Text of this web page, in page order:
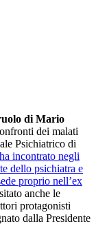
di Mario
dei malati
Psichiatrico di
incontrato negli
dello psichiatra e
proprio nell’ex
anche le
protagonisti
dalla Presidente